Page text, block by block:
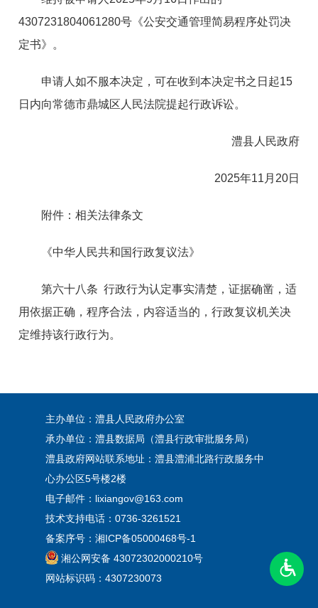
4307231804061280号《公安交通管理简易程序处罚决
定书》。
申请人如不服本决定，可在收到本决定书之日起15
日内向常德市鼎城区人民法院提起行政诉讼。
澧县人民政府
2025年11月20日
附件：相关法律条文
《中华人民共和国行政复议法》
第六十八条 行政行为认定事实清楚，证据确凿，适
用依据正确，程序合法，内容适当的，行政复议机关决
定维持该行政行为。
主办单位：澧县人民政府办公室
承办单位：澧县数据局（澧县行政审批服务局）
澧县政府网站联系地址：澧县澧浦北路行政服务中
心办公区5号楼2楼
电子邮件：lixiangov@163.com
技术支持电话：0736-3261521
备案序号： 湘ICP备05000468号-1
湘公网安备 43072302000210号
网站标识码：4307230073